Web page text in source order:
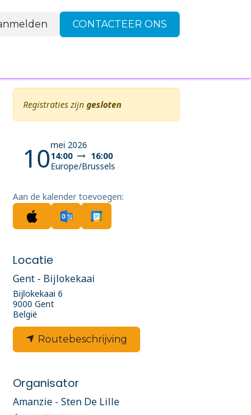
CONTACTEER ONS
Registraties zijn gesloten
10mei 2026
14:00
16:00
Europe/Brussels
Aan de kalender toevoegen:
Locatie
Gent - Bijlokekaai
Bijlokekaai 6
9000 Gent
België
Routebeschrijving
Organisator
Amanzie - Sten De Lille